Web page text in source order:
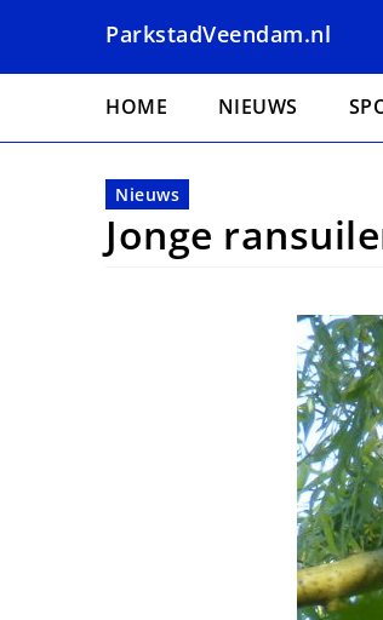
naar
ParkstadVeendam.nl
Hoofdnavigatie
HOME NIEUWS
Nieuws
Jonge